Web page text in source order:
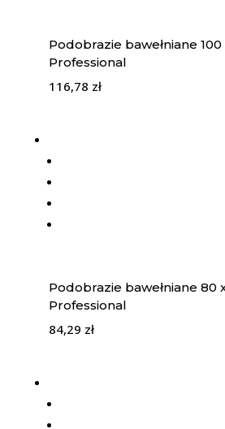
Podobrazie bawełniane 100
Professional
116,78 zł
Podobrazie bawełniane 80
Professional
84,29 zł